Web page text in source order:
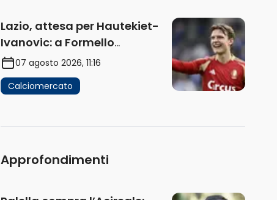
Lazio, attesa per Hautekiet-
Ivanovic: a Formello
attendono risposte
07 agosto 2026, 11:16
Calciomercato
Approfondimenti